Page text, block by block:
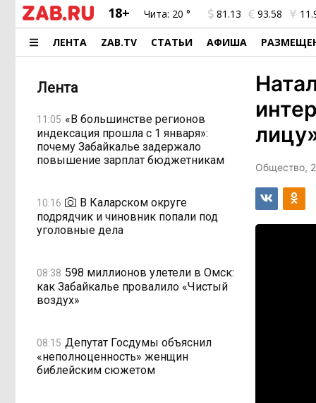
18+ Чита: 20 ° 81.13 93.58
ЛЕНТА ZAB.TV СТАТЬИ АФИША
Лента
11:05 «В большинстве регионов
индексация прошла с 1 января»:
почему Забайкалье задержало
повышение зарплат бюджетникам
10:16
В Каларском округе
подрядчик и чиновник попали под
уголовные дела
08:38 598 миллионов улетели в Омск:
как Забайкалье провалило «Чистый
воздух»
08:15 Депутат Госдумы объяснил
«неполноценность» женщин
библейским сюжетом
Общество,